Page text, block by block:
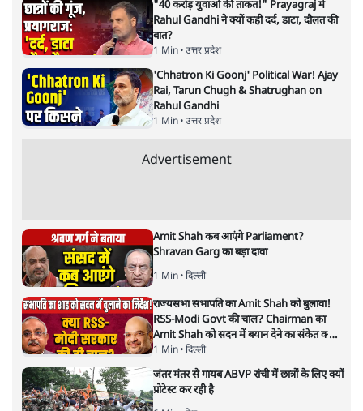
रियाना और ग्रेटा के ट्वीट से फायदा
उठाना चाहती है सरकार?
विचार| रविकान्त| 5 FEB, 2021
किसान आंदोलन को शुरुआत से ही बदनाम करने की कोशिश की गई।
अब वैश्विक हस्तियों के द्वारा इस आंदोलन का समर्थन करने को मोदी
सरकार एक अंतरराष्ट्रीय साजिश के तौर पर पेश कर रही है। रियाना के
साथ एक सिख का फोटो वायरल करके आंदोलन को फिर से बदनाम
करने की कोशिश हो रही है। भारतीय संप्रभुता पर हमले और
अंतरराष्ट्रीय साजिश के शोर की आड़ में मोदी सरकार संविधान के
अनुच्छेद 19 के तहत प्राप्त विरोध करने के मौलिक अधिकारों का गला
घोटना चाहती है।